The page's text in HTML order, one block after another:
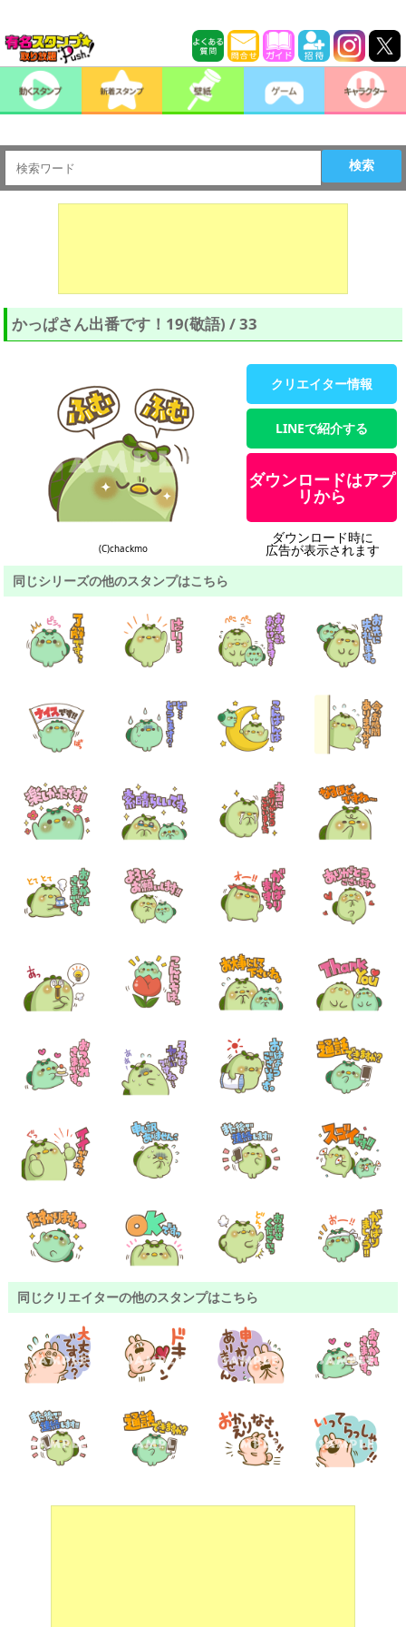
検索
かっぱさん出番です！19(敬語) / 33
(C)chackmo
クリエイター情報
LINEで紹介する
ダウンロードはアプ
リから
ダウンロード時に
広告が表示されます
同じシリーズの他のスタンプはこちら
同じクリエイターの他のスタンプはこちら